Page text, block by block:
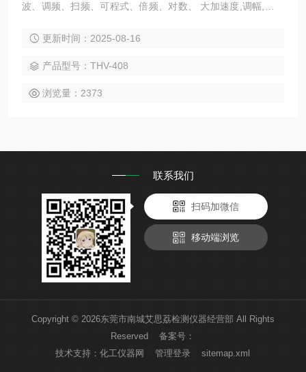
波、调频、扫频、可程式、倍频、对数、 大加速度,调幅,时间
更新时间：2025-08-16
产品型号：THV-408
浏览量：2373
联系我们
扫码加微信
移动端浏览
Copyright © 2026东莞市南城艾思荔检测仪器经营部 All Rights
Reserved 备案号：
技术支持：化工仪器网 管理登录 sitemap.xml